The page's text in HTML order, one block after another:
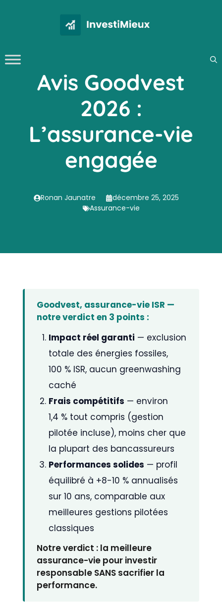
Avis Goodvest
2026 :
L’assurance-vie
engagée
Ronan Jaunatre
décembre 25, 2025
Assurance-vie
Goodvest, assurance-vie ISR —
notre verdict en 3 points :
Impact réel garanti — exclusion
totale des énergies fossiles,
100 % ISR, aucun greenwashing
caché
Frais compétitifs — environ
1,4 % tout compris (gestion
pilotée incluse), moins cher que
la plupart des bancassureurs
Performances solides — profil
équilibré à +8-10 % annualisés
sur 10 ans, comparable aux
meilleures gestions pilotées
classiques
Notre verdict : la meilleure
assurance-vie pour investir
responsable SANS sacrifier la
performance.